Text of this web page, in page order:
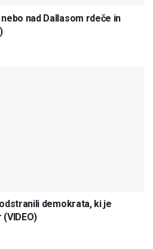
nad Dallasom rdeče in
demokrata, ki je